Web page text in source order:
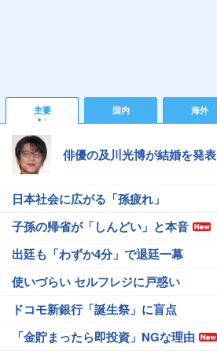
主要 国内 海外
俳優の及川光博が結婚を発表
日本社会に広がる「孫疲れ」
子孫の帰省が「しんどい」と本音
出廷も「わずか4分」で退廷一幕
使いづらい セルフレジに戸惑い
ドコモ新銀行「誕生祭」に盲点
「金貯まったら即投資」NGな理由